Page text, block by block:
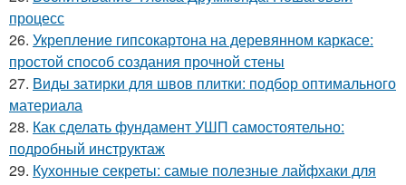
процесс
26. Укрепление гипсокартона на деревянном каркасе:
простой способ создания прочной стены
27. Виды затирки для швов плитки: подбор оптимального
материала
28. Как сделать фундамент УШП самостоятельно:
подробный инструктаж
29. Кухонные секреты: самые полезные лайфхаки для